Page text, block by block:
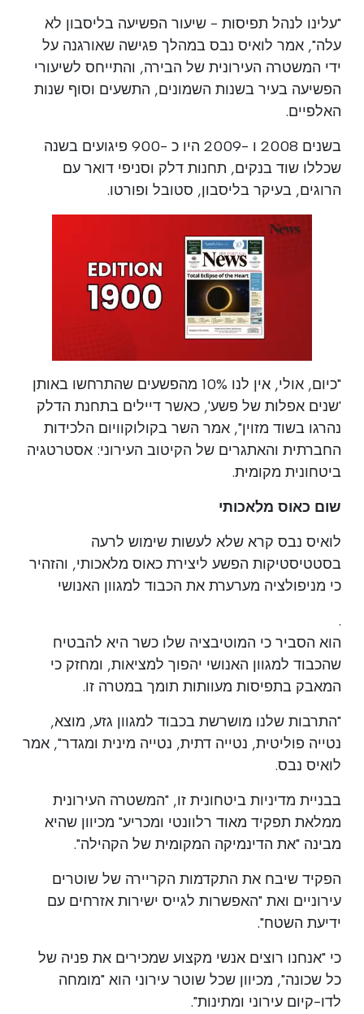
"עלינו לנהל תפיסות - שיעור הפשיעה בליסבון לא
עלה", אמר לואיס נבס במהלך פגישה שאורגנה על
ידי המשטרה העירונית של הבירה, והתייחס לשיעורי
הפשיעה בעיר בשנות השמונים, התשעים וסוף שנות
האלפיים.
בשנים 2008 ו -2009 היו כ -900 פיגועים בשנה
שכללו שוד בנקים, תחנות דלק וסניפי דואר עם
הרוגים, בעיקר בליסבון, סטובל ופורטו.
"כיום, אולי, אין לנו 10% מהפשעים שהתרחשו באותן
'שנים אפלות של פשע', כאשר דיילים בתחנת הדלק
נהרגו בשוד מזוין", אמר השר בקולוקוויום הלכידות
החברתית והאתגרים של הקיטוב העירוני: אסטרטגיה
ביטחונית מקומית.
שום כאוס מלאכותי
לואיס נבס קרא שלא לעשות שימוש לרעה
בסטטיסטיקות הפשע ליצירת כאוס מלאכותי, והזהיר
כי מניפולציה מערערת את הכבוד למגוון האנושי
.
הוא הסביר כי המוטיבציה שלו כשר היא להבטיח
שהכבוד למגוון האנושי יהפוך למציאות, ומחזק כי
המאבק בתפיסות מעוותות תומך במטרה זו.
"התרבות שלנו מושרשת בכבוד למגוון גזע, מוצא,
נטייה פוליטית, נטייה דתית, נטייה מינית ומגדר", אמר
לואיס נבס.
בבניית מדיניות ביטחונית זו, "המשטרה העירונית
ממלאת תפקיד מאוד רלוונטי ומכריע" מכיוון שהיא
מבינה "את הדינמיקה המקומית של הקהילה".
הפקיד שיבח את התקדמות הקריירה של שוטרים
עירוניים ואת "האפשרות לגייס ישירות אזרחים עם
ידיעת השטח".
כי "אנחנו רוצים אנשי מקצוע שמכירים את פניה של
כל שכונה", מכיוון שכל שוטר עירוני הוא "מומחה
לדו-קיום עירוני ומתינות".